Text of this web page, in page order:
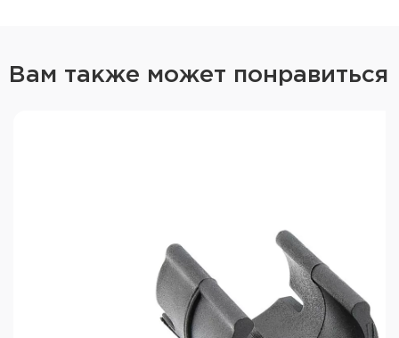
Вам также может понравиться